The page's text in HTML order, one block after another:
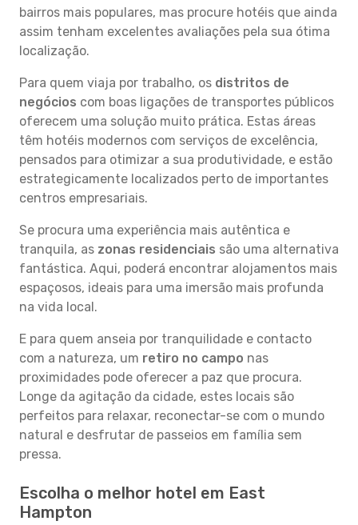
bairros mais populares, mas procure hotéis que ainda
assim tenham excelentes avaliações pela sua ótima
localização.
Para quem viaja por trabalho, os distritos de
negócios com boas ligações de transportes públicos
oferecem uma solução muito prática. Estas áreas
têm hotéis modernos com serviços de excelência,
pensados para otimizar a sua produtividade, e estão
estrategicamente localizados perto de importantes
centros empresariais.
Se procura uma experiência mais autêntica e
tranquila, as zonas residenciais são uma alternativa
fantástica. Aqui, poderá encontrar alojamentos mais
espaçosos, ideais para uma imersão mais profunda
na vida local.
E para quem anseia por tranquilidade e contacto
com a natureza, um retiro no campo nas
proximidades pode oferecer a paz que procura.
Longe da agitação da cidade, estes locais são
perfeitos para relaxar, reconectar-se com o mundo
natural e desfrutar de passeios em família sem
pressa.
Escolha o melhor hotel em East
Hampton